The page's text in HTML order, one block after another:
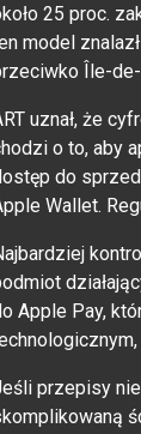
25 proc.
model
Île-de-
uznał, że
o to, aby
do
Wallet.
Apple Pay,
przepisy